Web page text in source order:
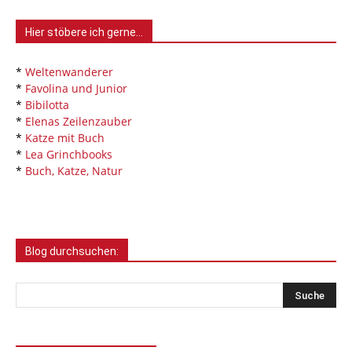
Hier stöbere ich gerne…
* Weltenwanderer
* Favolina und Junior
* Bibilotta
* Elenas Zeilenzauber
* Katze mit Buch
* Lea Grinchbooks
* Buch, Katze, Natur
Blog durchsuchen: